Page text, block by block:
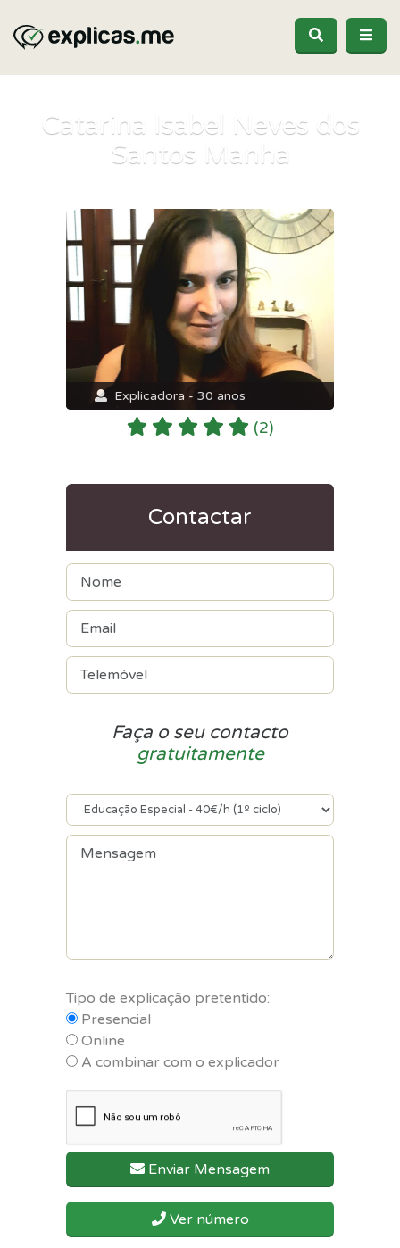
Catarina Isabel Neves dos
Santos Manha
Explicadora - 30 anos
(2)
Contactar
Faça o seu contacto
gratuitamente
Tipo de explicação pretentido:
Presencial
Online
A combinar com o explicador
Enviar Mensagem
Ver número